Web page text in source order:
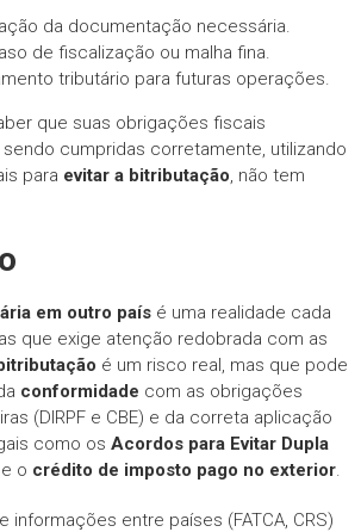
da documentação necessária.
de fiscalização ou malha fina.
tributário para futuras operações.
que suas obrigações fiscais
cumpridas corretamente, utilizando
para evitar a bitributação, não tem
em outro paísé uma realidade cada
que exige atenção redobrada com as
é um risco real, mas que pode
conformidade com as obrigações
(DIRPF e CBE) e da correta aplicação
como os Acordos para Evitar Dupla
o crédito de imposto pago no exterior.
entre países (FATCA, CRS)